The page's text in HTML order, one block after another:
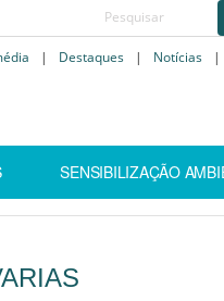
| Destaques | Notícias |
SENSIBILIZAÇÃO